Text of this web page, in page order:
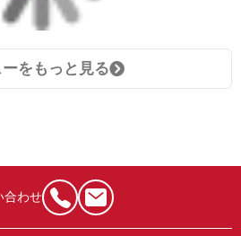
ーをもっと見る
合わせ